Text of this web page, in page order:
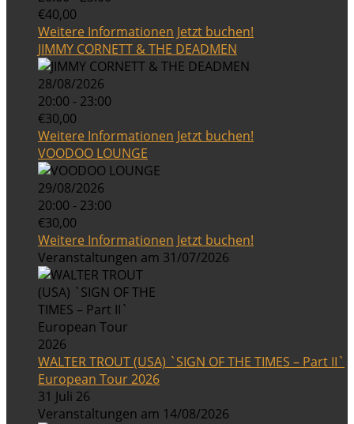
€40,00
Weitere Informationen Jetzt buchen!
JIMMY CORNETT & THE DEADMEN
28/08/2026
20:00 - 23:00
€30,00
Weitere Informationen Jetzt buchen!
VOODOO LOUNGE
29/08/2026
20:00 - 23:00
€30,00
Weitere Informationen Jetzt buchen!
Veranstaltungen am 31/07/2026
WALTER TROUT (USA) `SIGN OF THE TIMES – Part II`
European Tour 2026
31 Juli 26
Veranstaltungen am 14/08/2026